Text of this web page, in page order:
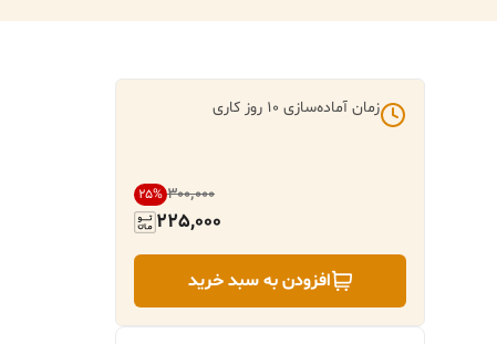
زمان آماده‌سازی 10 روز کاری
۳۰۰٬۰۰۰ 25%
225,000
افزودن به سبد خرید